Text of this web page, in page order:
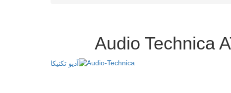
Audio Technica
Audio-Technica